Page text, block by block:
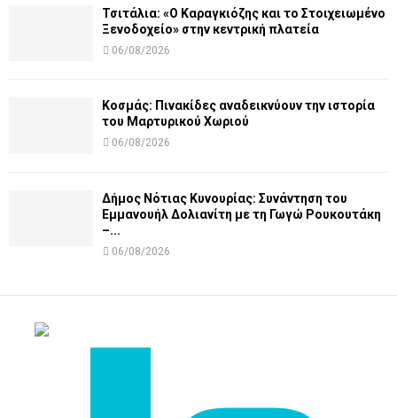
Τσιτάλια: «Ο Καραγκιόζης και το Στοιχειωμένο
Ξενοδοχείο» στην κεντρική πλατεία
06/08/2026
Κοσμάς: Πινακίδες αναδεικνύουν την ιστορία
του Μαρτυρικού Χωριού
06/08/2026
Δήμος Νότιας Κυνουρίας: Συνάντηση του
Εμμανουήλ Δολιανίτη με τη Γωγώ Ρουκουτάκη
–...
06/08/2026